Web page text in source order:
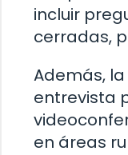
incluir
cerradas,
Además,
entrevista
en áreas